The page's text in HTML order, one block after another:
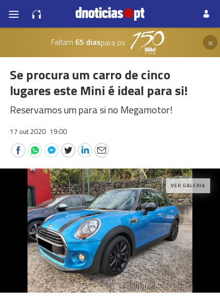
Faltam 65 diaspara os ×
Se procura um carro de cinco
lugares este Mini é ideal para si!
Reservamos um para si no Megamotor!
17 out 2020 19:00
VER GALERIA